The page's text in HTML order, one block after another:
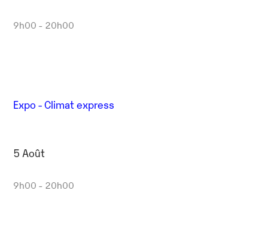
9h00 - 20h00
Expo - Climat express
5 Août
9h00 - 20h00